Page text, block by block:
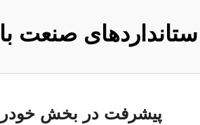
صنعت
پیشرفت در بخش